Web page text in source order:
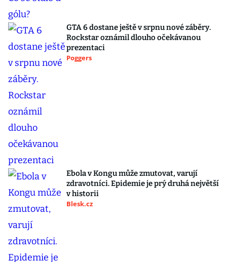
GTA 6 dostane ještě v srpnu nové záběry.
Rockstar oznámil dlouho očekávanou
prezentaci
Poggers
Ebola v Kongu může zmutovat, varují
zdravotníci. Epidemie je prý druhá největší
v historii
Blesk.cz